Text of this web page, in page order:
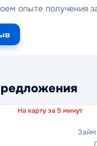
опыте получения
На карту за 5 минут
Займ